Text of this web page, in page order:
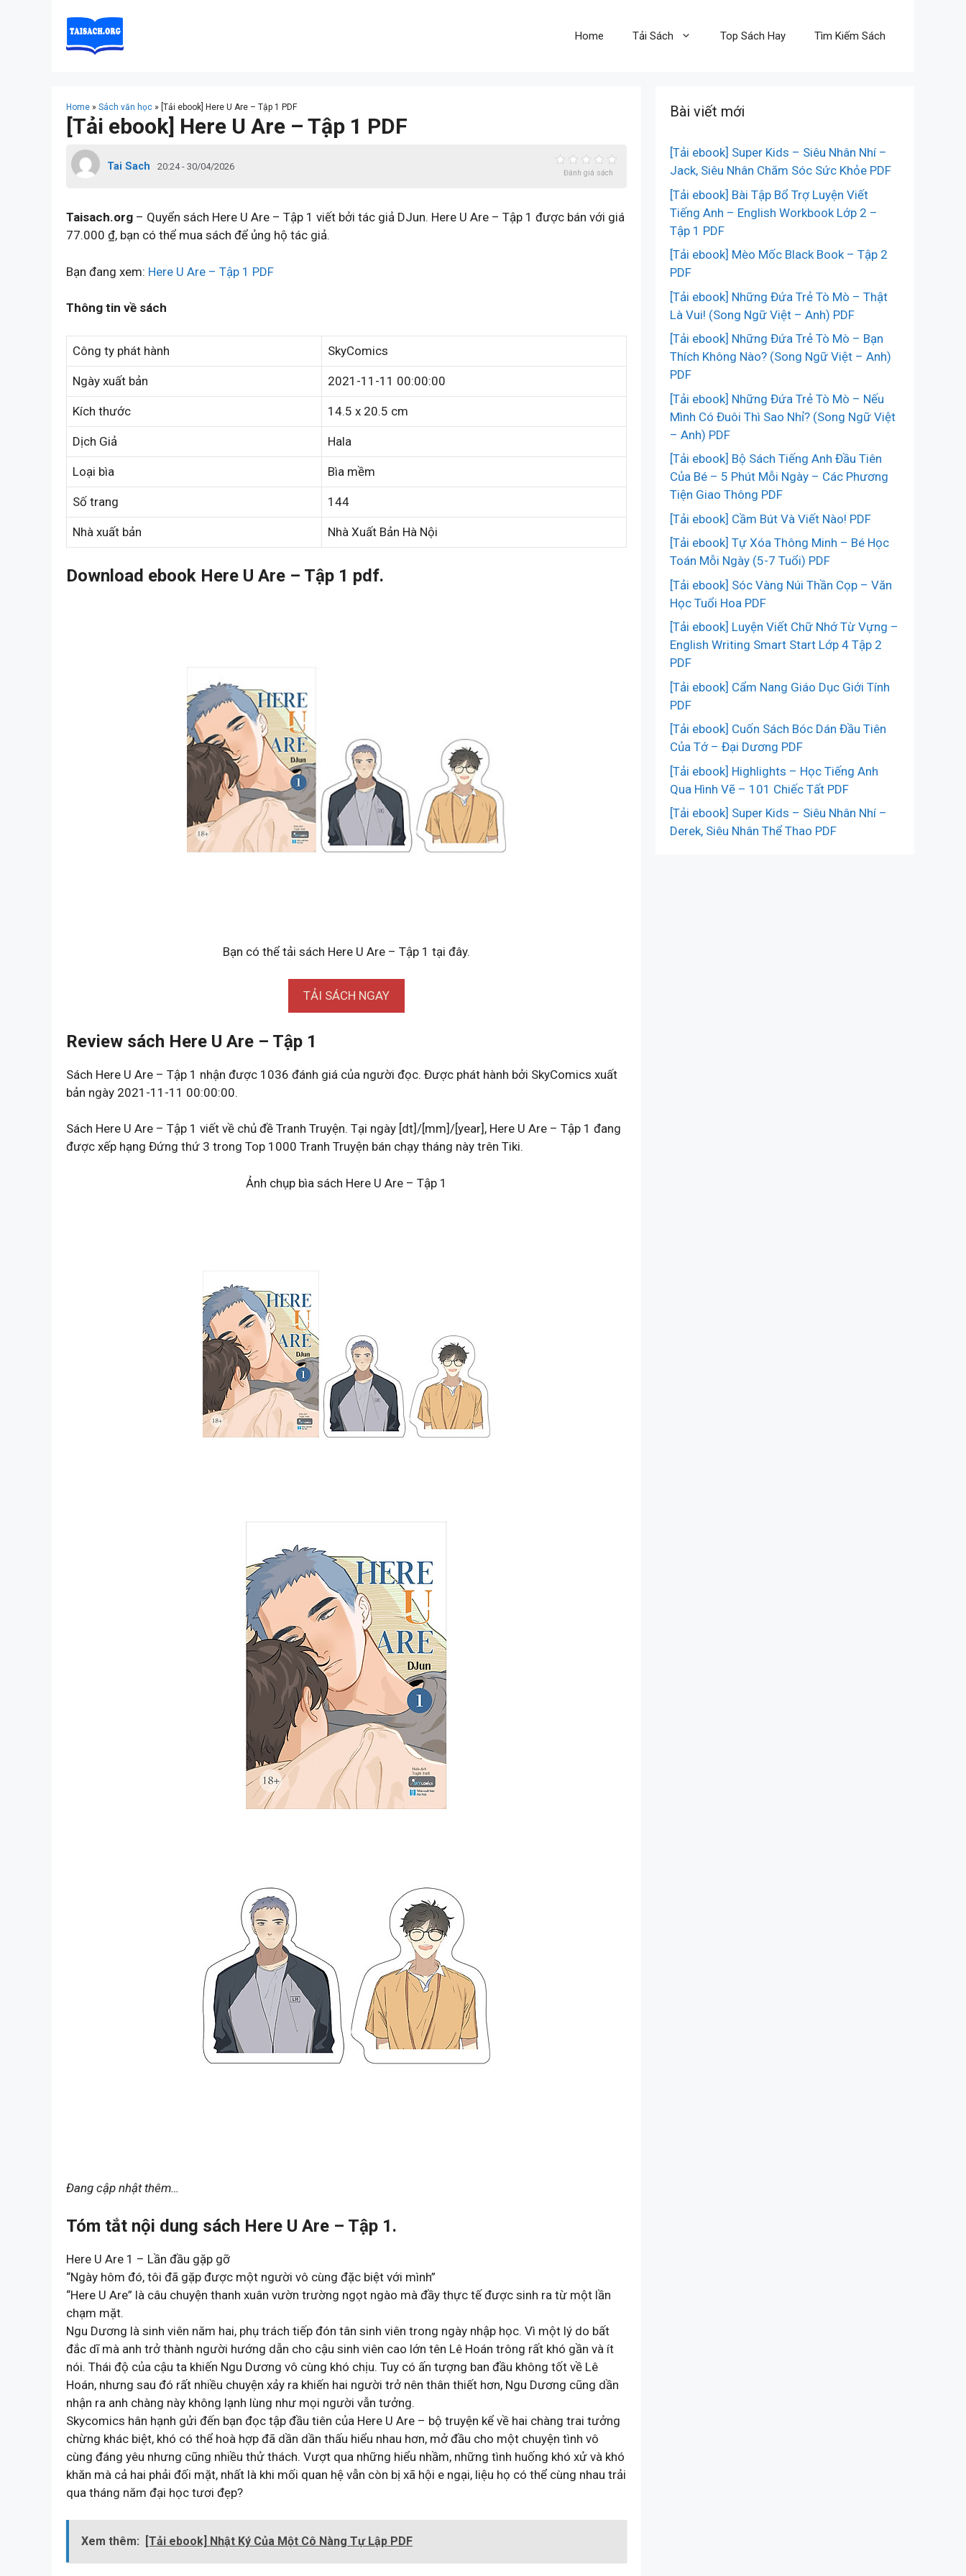
Home Tải Sách Top Sách Hay Tìm Kiếm Sách
Home » Sách văn học » [Tải ebook] Here U Are – Tập 1 PDF
[Tải ebook] Here U Are – Tập 1 PDF
Tai Sach 20:24 - 30/04/2026
Đánh giá sách
Taisach.org – Quyển sách Here U Are – Tập 1 viết bởi tác giả DJun. Here U Are – Tập 1 được bán với giá
77.000 ₫, bạn có thể mua sách để ủng hộ tác giả.
Bạn đang xem: Here U Are – Tập 1 PDF
Thông tin về sách
Công ty phát hành SkyComics
Ngày xuất bản 2021-11-11 00:00:00
Kích thước 14.5 x 20.5 cm
Dịch Giả Hala
Loại bìa Bìa mềm
Số trang 144
Nhà xuất bản Nhà Xuất Bản Hà Nội
Download ebook Here U Are – Tập 1 pdf.
Bạn có thể tải sách Here U Are – Tập 1 tại đây.
TẢI SÁCH NGAY
Review sách Here U Are – Tập 1
Sách Here U Are – Tập 1 nhận được 1036 đánh giá của người đọc. Được phát hành bởi SkyComics xuất
bản ngày 2021-11-11 00:00:00.
Sách Here U Are – Tập 1 viết về chủ đề Tranh Truyện. Tại ngày [dt]/[mm]/[year], Here U Are – Tập 1 đang
được xếp hạng Đứng thứ 3 trong Top 1000 Tranh Truyện bán chạy tháng này trên Tiki.
Ảnh chụp bìa sách Here U Are – Tập 1
Đang cập nhật thêm…
Tóm tắt nội dung sách Here U Are – Tập 1.
Here U Are 1 – Lần đầu gặp gỡ
“Ngày hôm đó, tôi đã gặp được một người vô cùng đặc biệt với mình”
“Here U Are” là câu chuyện thanh xuân vườn trường ngọt ngào mà đầy thực tế được sinh ra từ một lần
chạm mặt.
Ngu Dương là sinh viên năm hai, phụ trách tiếp đón tân sinh viên trong ngày nhập học. Vì một lý do bất
đắc dĩ mà anh trở thành người hướng dẫn cho cậu sinh viên cao lớn tên Lê Hoán trông rất khó gần và ít
nói. Thái độ của cậu ta khiến Ngu Dương vô cùng khó chịu. Tuy có ấn tượng ban đầu không tốt về Lê
Hoán, nhưng sau đó rất nhiều chuyện xảy ra khiến hai người trở nên thân thiết hơn, Ngu Dương cũng dần
nhận ra anh chàng này không lạnh lùng như mọi người vẫn tưởng.
Skycomics hân hạnh gửi đến bạn đọc tập đầu tiên của Here U Are – bộ truyện kể về hai chàng trai tưởng
chừng khác biệt, khó có thể hoà hợp đã dần dần thấu hiểu nhau hơn, mở đầu cho một chuyện tình vô
cùng đáng yêu nhưng cũng nhiều thử thách. Vượt qua những hiểu nhầm, những tình huống khó xử và khó
khăn mà cả hai phải đối mặt, nhất là khi mối quan hệ vẫn còn bị xã hội e ngại, liệu họ có thể cùng nhau trải
qua tháng năm đại học tươi đẹp?
Xem thêm: [Tải ebook] Nhật Ký Của Một Cô Nàng Tự Lập PDF
Bài viết mới
[Tải ebook] Super Kids – Siêu Nhân Nhí –
Jack, Siêu Nhân Chăm Sóc Sức Khỏe PDF
[Tải ebook] Bài Tập Bổ Trợ Luyện Viết
Tiếng Anh – English Workbook Lớp 2 –
Tập 1 PDF
[Tải ebook] Mèo Mốc Black Book – Tập 2
PDF
[Tải ebook] Những Đứa Trẻ Tò Mò – Thật
Là Vui! (Song Ngữ Việt – Anh) PDF
[Tải ebook] Những Đứa Trẻ Tò Mò – Bạn
Thích Không Nào? (Song Ngữ Việt – Anh)
PDF
[Tải ebook] Những Đứa Trẻ Tò Mò – Nếu
Mình Có Đuôi Thì Sao Nhỉ? (Song Ngữ Việt
– Anh) PDF
[Tải ebook] Bộ Sách Tiếng Anh Đầu Tiên
Của Bé – 5 Phút Mỗi Ngày – Các Phương
Tiện Giao Thông PDF
[Tải ebook] Cầm Bút Và Viết Nào! PDF
[Tải ebook] Tự Xóa Thông Minh – Bé Học
Toán Mỗi Ngày (5-7 Tuổi) PDF
[Tải ebook] Sóc Vàng Núi Thần Cọp – Văn
Học Tuổi Hoa PDF
[Tải ebook] Luyện Viết Chữ Nhớ Từ Vựng –
English Writing Smart Start Lớp 4 Tập 2
PDF
[Tải ebook] Cẩm Nang Giáo Dục Giới Tính
PDF
[Tải ebook] Cuốn Sách Bóc Dán Đầu Tiên
Của Tớ – Đại Dương PDF
[Tải ebook] Highlights – Học Tiếng Anh
Qua Hình Vẽ – 101 Chiếc Tất PDF
[Tải ebook] Super Kids – Siêu Nhân Nhí –
Derek, Siêu Nhân Thể Thao PDF